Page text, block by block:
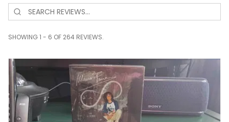
SHOWING 1 - 6 OF 264 REVIEWS.